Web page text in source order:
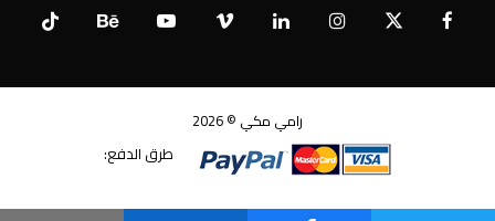
Facebook
X
Instagram
LinkedIn
Vimeo
YouTube
Behance
Tiktok
رامي مكي © 2026
طرق الدفع: